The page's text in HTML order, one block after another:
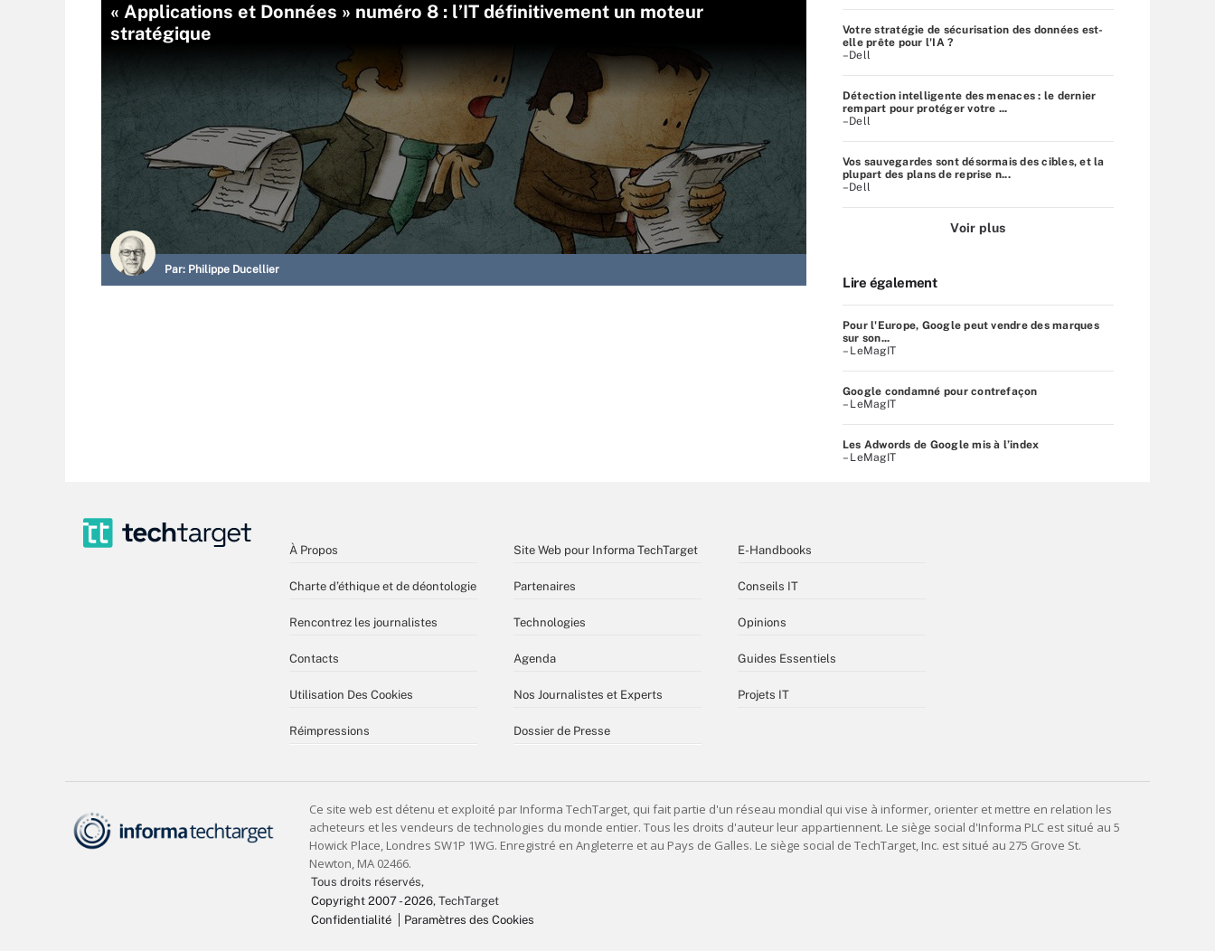
« Applications et Données » numéro 8 : l’IT définitivement un moteur
stratégique
Par: Philippe Ducellier
Votre stratégie de sécurisation des données est-
elle prête pour l'IA ?
–Dell
Détection intelligente des menaces : le dernier
rempart pour protéger votre ...
–Dell
Vos sauvegardes sont désormais des cibles, et la
plupart des plans de reprise n...
–Dell
Voir plus
Lire également
Pour l'Europe, Google peut vendre des marques
sur son...
– LeMagIT
Google condamné pour contrefaçon
– LeMagIT
Les Adwords de Google mis à l’index
– LeMagIT
À Propos
Charte d’éthique et de déontologie
Rencontrez les journalistes
Contacts
Utilisation Des Cookies
Réimpressions
Site Web pour Informa TechTarget
Partenaires
Technologies
Agenda
Nos Journalistes et Experts
Dossier de Presse
E-Handbooks
Conseils IT
Opinions
Guides Essentiels
Projets IT
Tous droits réservés,
Copyright 2007 - 2026, TechTarget
Confidentialité
Paramètres des Cookies